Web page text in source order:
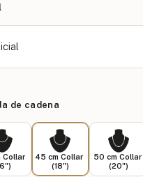
de cadena
Collar
45 cm Collar
(18")
50 cm Collar
(20")